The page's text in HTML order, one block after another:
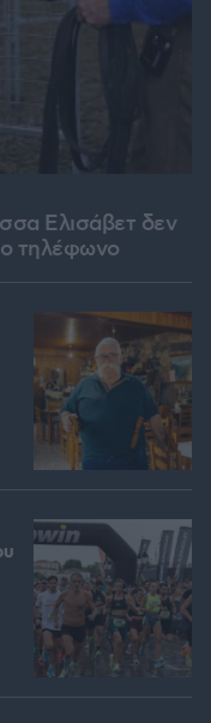
Ελισάβετ δεν
τηλέφωνο